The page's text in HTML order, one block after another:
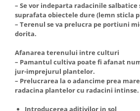
– Se vor indeparta radacinile salbatice
suprafata obiectele dure (lemn sticla
– Terenul se va prelucra pe portiuni
dorita.
Afanarea terenului intre culturi
– Pamantul cultiva poate fi afanat
jur-imprejurul plantelor.
– Prelucrarea la o adancime prea
radacina plantelor cu radacini intinse.
Introducerea aditivilor in sol